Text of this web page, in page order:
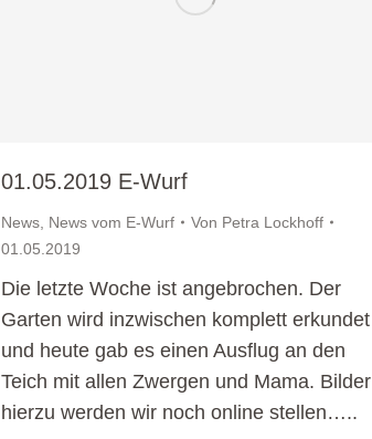
01.05.2019 E-Wurf
News, News vom E-Wurf Von Petra Lockhoff
01.05.2019
Die letzte Woche ist angebrochen. Der
Garten wird inzwischen komplett erkundet
und heute gab es einen Ausflug an den
Teich mit allen Zwergen und Mama. Bilder
hierzu werden wir noch online stellen…..